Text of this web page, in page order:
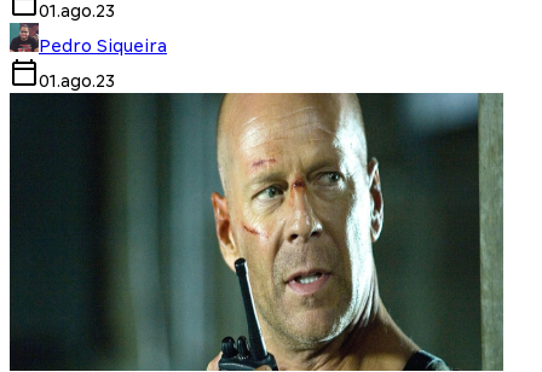
01.ago.23
Pedro Siqueira
01.ago.23